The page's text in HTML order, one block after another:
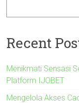
Recent
Menikmati Sensasi
Platform IJOBET
Mengelola Akses